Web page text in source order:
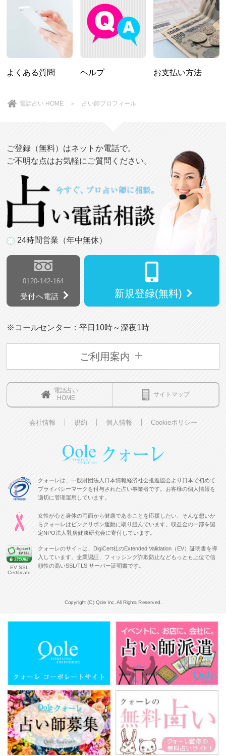
よくある質問 ヘルプ お支払い方法
電話占い HOME ＞ 占い師プロフィール
ご登録（無料）はネットか電話で。
ご不明な点はお気軽にご質問ください。
24時間営業（年中無休）
0120-142-164
受付へ電話 新規登録(無料)
※コールセンター：平日10時～深夜1時
ご利用案内
電話占い
HOME
サイトマップ
会社情報 規約 個人情報 Cookieポリシー
クォーレは、一般財団法人日本情報経済社会推進協会より日本で初めて
プライバシーマークを付与された占い事業者です。お客様の個人情報を
適切に管理運用しています。
女性が心と身体の両面から健康であることを応援したい、そんな想いか
らクォーレはピンクリボン運動に取り組んでいます。収益金の一部を認
定NPO法人乳房健康研究会に寄付しています。
EV SSL
Certificate
クォーレのサイトは、DigiCert社のExtended Validation（EV）証明書を導
入しています。企業認証、フィッシング詐欺防止などもっとも上位で信
頼性の高いSSL/TLS サーバー証明書です。
Copyright (C) Qole Inc. All Rights Reserved.